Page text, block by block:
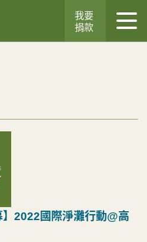
我要
捐款
】2022國際淨灘行動@高